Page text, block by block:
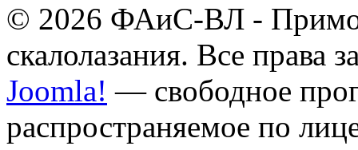
© 2026 ФАиС-ВЛ -
скалолазания. Все права
Joomla! — свободное
распространяемое по